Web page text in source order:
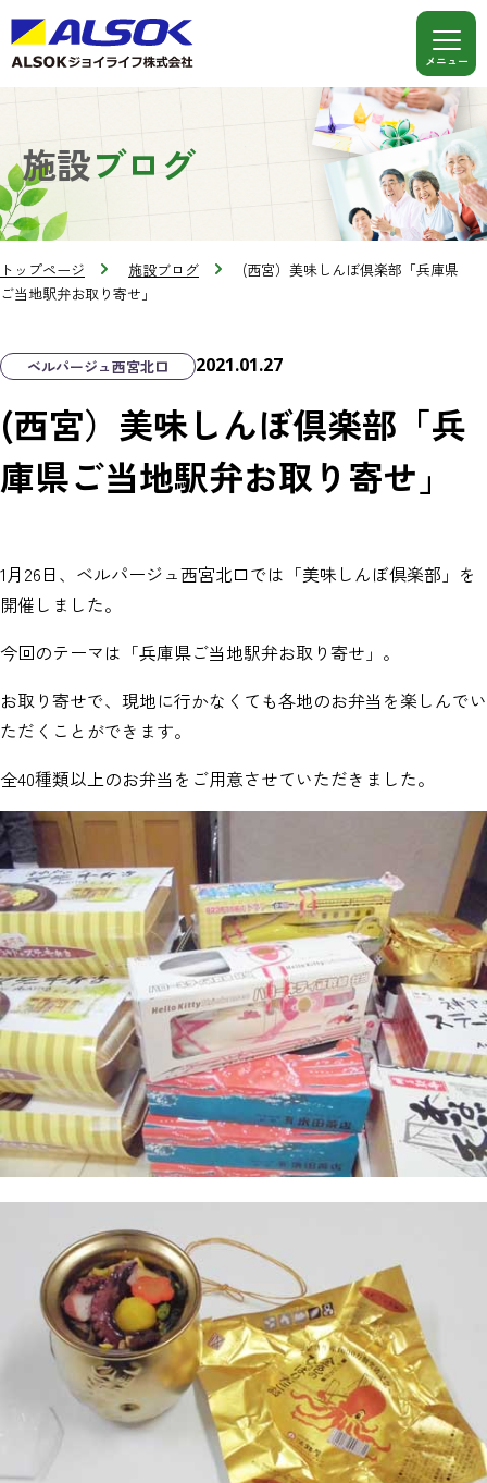
施設ブログ
トップページ 施設ブログ
(西宮）美味しんぼ倶楽部「兵庫県
ご当地駅弁お取り寄せ」
ベルパージュ西宮北口 2021.01.27
(西宮）美味しんぼ倶楽部「兵
庫県ご当地駅弁お取り寄せ」
1月26日、ベルパージュ西宮北口では「美味しんぼ倶楽部」を
開催しました。
今回のテーマは「兵庫県ご当地駅弁お取り寄せ」。
お取り寄せで、現地に行かなくても各地のお弁当を楽しんでい
ただくことができます。
全40種類以上のお弁当をご用意させていただきました。